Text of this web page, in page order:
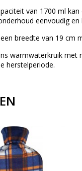
van 1700 ml
eenvoudig en
breedte van 19 cm
warmwaterkruik
herstelperiode.